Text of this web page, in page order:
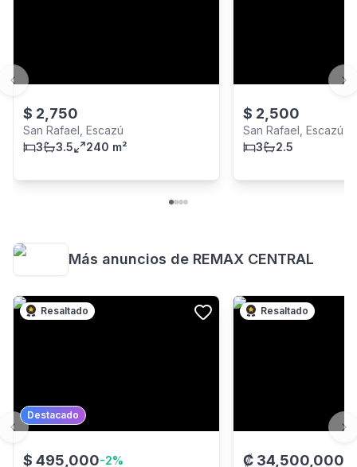
$ 2,750
San Rafael, Escazú
3
3.5 240 m²
$ 2,500
San Rafael, Escazú
3
2.5
Previous slide
Más anuncios de REMAX CENTRAL
Resaltado
Destacado
$ 495,000-2%
Resaltado
₡ 34,500,000
Previous slide